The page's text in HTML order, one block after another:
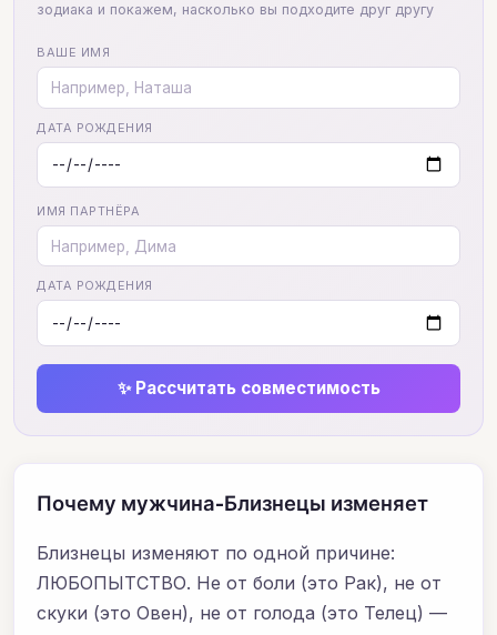
зодиака и покажем, насколько вы подходите друг другу
ВАШЕ ИМЯ
ДАТА РОЖДЕНИЯ
ИМЯ ПАРТНЁРА
ДАТА РОЖДЕНИЯ
✨ Рассчитать совместимость
Почему мужчина-Близнецы изменяет
Близнецы изменяют по одной причине:
ЛЮБОПЫТСТВО. Не от боли (это Рак), не от
скуки (это Овен), не от голода (это Телец) —